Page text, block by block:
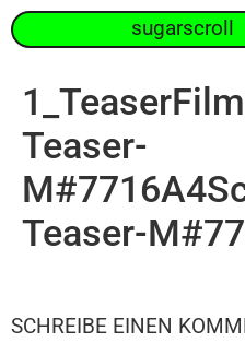
sugarscroll
Teaser-
Teaser-
SCHREIBE EINEN